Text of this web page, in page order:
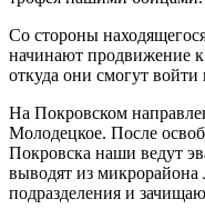
Со стороны
начинают продвижение
откуда они смогут
На Покровском
Молодецкое. После
Покровска наши ведут
выводят из
подразделения и